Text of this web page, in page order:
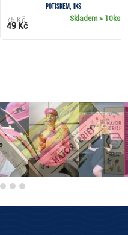
potiskem, 1ks
Skladem> 10ks
75 Kč
49 Kč